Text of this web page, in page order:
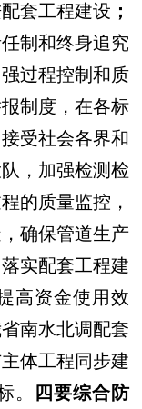
套工程建设 ；
制和终身追究
过程控制和质
制度，在各标
受社会各界和
，加强检测检
的质量监控，
确保管道生产
实配套工程建
高资金使用效
南水北调配套
体工程同步建
。
四要综合防